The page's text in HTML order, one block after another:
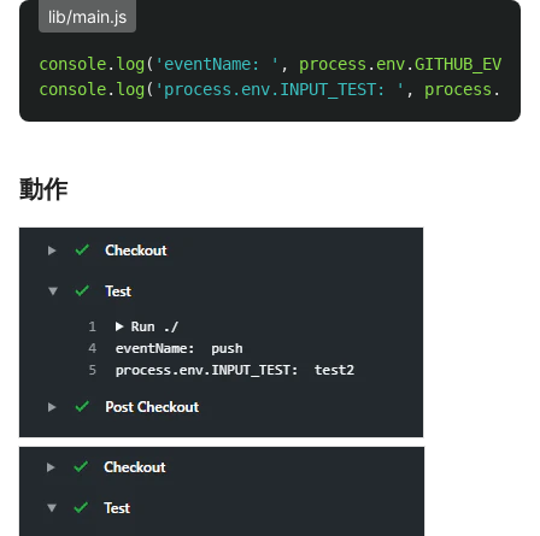
lib/main.js
console. log( ' eventName: ' , process . env.
console. log( ' process.env.INPUT_TEST: ' , process .
動作